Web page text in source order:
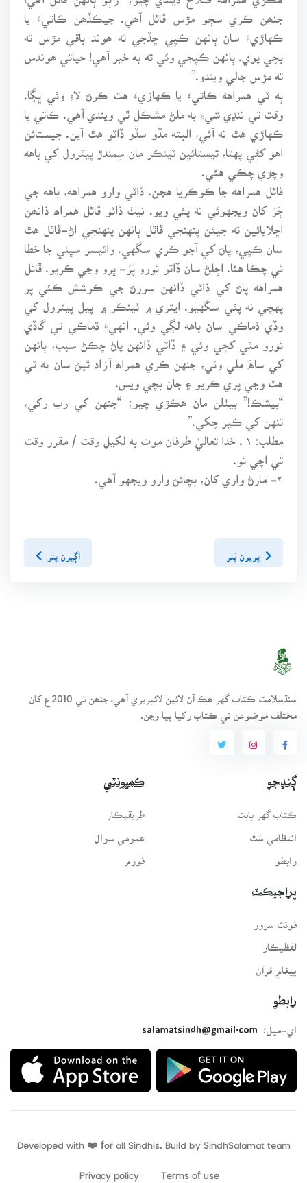
جنھن ڪري سڄو مڙس ڦاٿل آھي. جيڪڏھن ڪاتيءَ يا
ڪهاڙيءَ سان ٻانهن ڪپي ڇڏجي ته ھوند باقي مڙس ته
بچي پوي. ٻانهن ڪپجي وئي ته به خير آهي! حياتي ھوندس
ته مڙس جالي ويندو.”
ٻه ٽي همراهه ڪاتيءَ يا ڪهاڙي هٿ ڪرڻ لاءِ وٺي ڀڳا.
وقت تي ننڍي شيءِ به ملڻ مشڪل ٿي ويندي آهي. ڪاتي يا
ڪهاڙي هٿ نه آئي، البته مڏو سڏو ڏاٽو هٿ آين. جيستائن
اهو کڻي پهتا، تيستائين ٽينڪر مان سِمندڙ پيٽرول کي باهه
ڦاٿل همراهه جا ڪوڪريا هجن. ڏاٽي وارو همراهه، باهه جي
ڄَرَ کان ويجهوئي نه پئي ويو. نيٺ ڏاٽو ڦاٿل همراھ ڏانھن
اڇلايائين ته جيئن پنهنجي ڦاٿل ٻانهن پنهنجي اڻ-ڦاٿل هٿ
سان ڪپي، پاڻ کي آجو ڪري سگهي. وائيسر سڀني جا خطا
ٿي چڪا هئا. اڇلڻ سان ڏاٽو ٿورو پَرَ- ڀرو وڃي ڪريو. ڦاٿل
همراهه پاڻ کي ڏاٽي ڏانهن سورڻ جي ڪوشش ڪئي پر
پهچي نه پئي سگهيو. ايتري ۾ ٽينڪر ۾ پيل پيٽرول کي
وڏي ڌماڪي سان باهه لڳي وئي. انهيءَ ڌماڪي تي گاڏي
ٿورو مٿي کڄي وئي ۽ ڏاٽي ڏانهن پاڻ ڇڪڻ سبب، ٻانهن
کي ساهَ ملي وئي، جنهن ڪري همراھ آزاد ٿيڻ سان ٻه ٽي
هٿ وڃي پري ڪريو ۽ جان بچي ويس.
“بيشڪ!” بيٺلن مان هڪڙي چيو؛ “جنهن کي رب رکي،
تنهن کي ڪير چکي.”
مطلب: ۱ . خدا تعاليٰ طرفان موت به لکيل وقت / مقرر وقت
تي اچي ٿو.
پويون پَنو اڳيون پنو
سنڌسلامت ڪتاب گهر ھڪ آن لائين لائبريري آھي، جنھن تي 2010ع کان
مختلف موضوعن تي ڪتاب رکيا پيا وڃن.
ڳنڍجو
ڪتاب گهر بابت
انتظامي سَٿ
رابطو
ڪميونٽي
طريقيڪار
عمومي سوال
فورم
پراجيڪٽ
لفظيڪار
پيغامِ قرآن
رابطو
اي-ميل:
salamatsindh@gmail.com
Developed with ❤️ for all Sindhis. Build by
Terms of use